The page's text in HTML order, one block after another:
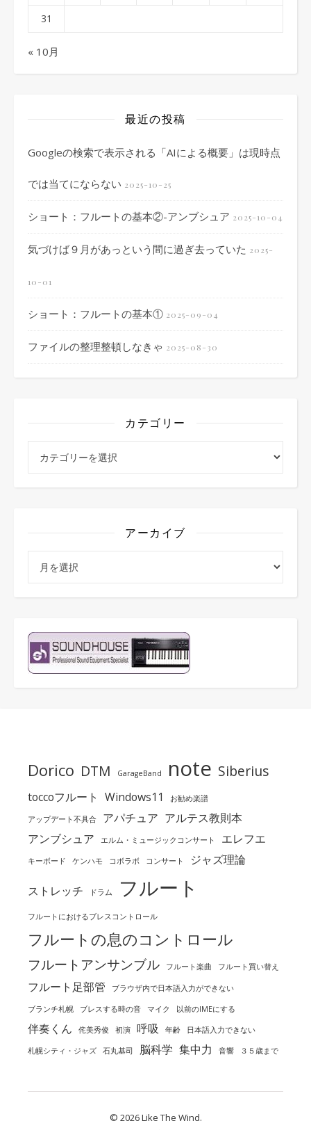
31
« 10月
最近の投稿
Googleの検索で表示される「AIによる概要」は現時点
では当てにならない 2025-10-25
ショート：フルートの基本②-アンブシュア 2025-10-04
気づけば９月があっという間に過ぎ去っていた 2025-
10-01
ショート：フルートの基本① 2025-09-04
ファイルの整理整頓しなきゃ 2025-08-30
カテゴリー
アーカイブ
Dorico DTM GarageBand note Siberius
toccoフルート Windows11 お勧め楽譜
アップデート不具合 アパチュア アルテス教則本
アンブシュア
エルム・ミュージックコンサート エレフエ
キーボード ケンハモ コボラボ コンサート ジャズ理論
ストレッチ ドラム フルート
フルートにおけるブレスコントロール
フルートの息のコントロール
フルートアンサンブル フルート楽曲 フルート買い替え
フルート足部管 ブラウザ内で日本語入力ができない
ブランチ札幌 ブレスする時の音 マイク 以前のIMEにする
伴奏くん 侘美秀俊 初演 呼吸 年齢 日本語入力できない
札幌シティ・ジャズ 石丸基司 脳科学 集中力 音響 ３５歳まで
© 2026 Like The Wind.